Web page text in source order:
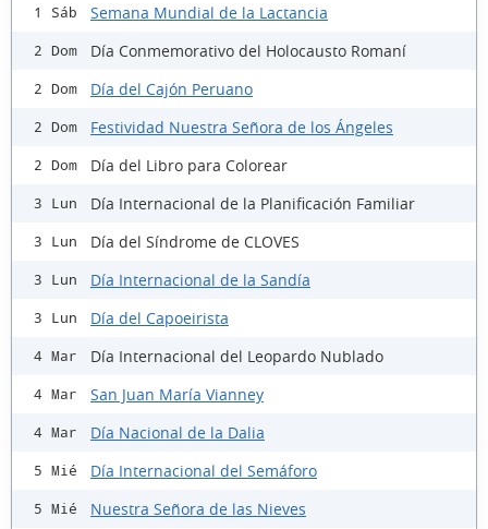
1 Sáb Semana Mundial de la Lactancia
2 Dom Día Conmemorativo del Holocausto Romaní
2 Dom Día del Cajón Peruano
2 Dom Festividad Nuestra Señora de los Ángeles
2 Dom Día del Libro para Colorear
3 Lun Día Internacional de la Planificación Familiar
3 Lun Día del Síndrome de CLOVES
3 Lun Día Internacional de la Sandía
3 Lun Día del Capoeirista
4 Mar Día Internacional del Leopardo Nublado
4 Mar San Juan María Vianney
4 Mar Día Nacional de la Dalia
5 Mié Día Internacional del Semáforo
5 Mié Nuestra Señora de las Nieves